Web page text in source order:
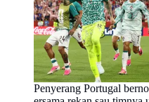
Penyerang Portugal